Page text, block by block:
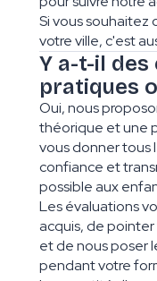
Si vous souhaitez
votre ville, c'est
Y a-t-il des
pratiques
Oui, nous
théorique et une
vous donner tous
confiance et
possible aux
Les évaluations
acquis, de
et de nous poser
pendant votre